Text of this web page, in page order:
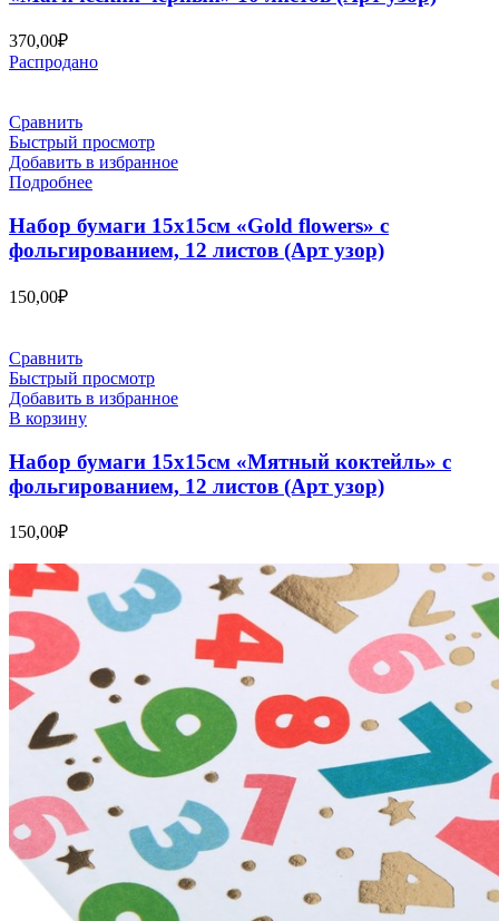
370,00₽
Распродано
Сравнить
Быстрый просмотр
Добавить в избранное
Подробнее
Набор бумаги 15х15см «Gold flowers» с
фольгированием, 12 листов (Арт узор)
150,00₽
Сравнить
Быстрый просмотр
Добавить в избранное
В корзину
Набор бумаги 15х15см «Мятный коктейль» с
фольгированием, 12 листов (Арт узор)
150,00₽